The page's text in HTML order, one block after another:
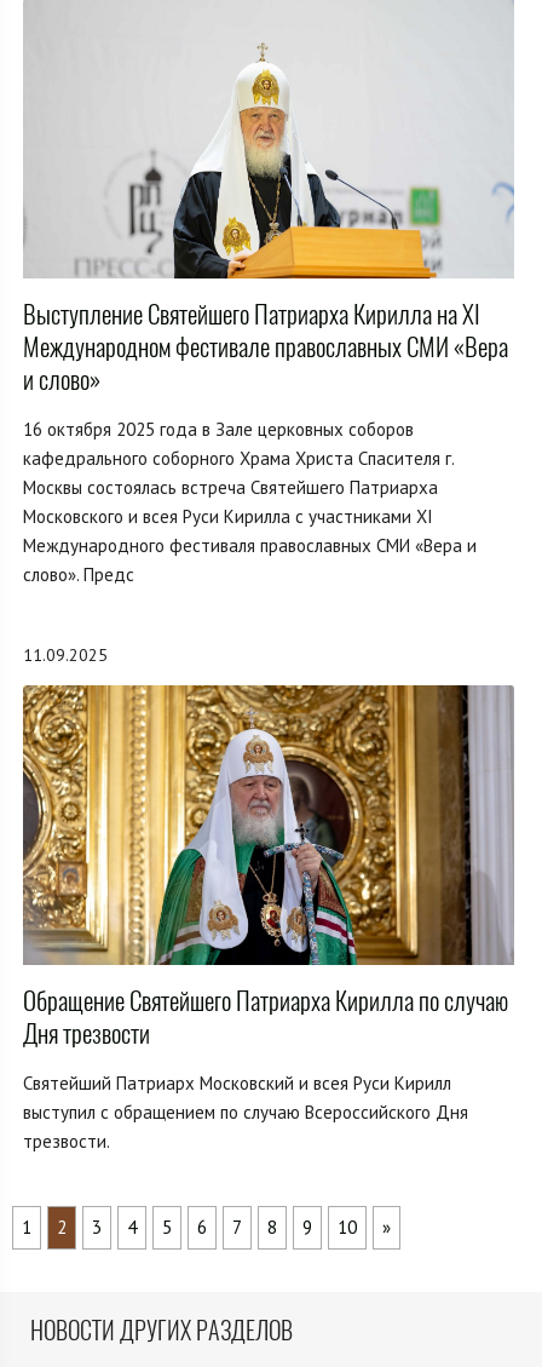
Выступление Святейшего Патриарха Кирилла на XI
Международном фестивале православных СМИ «Вера
и слово»
16 октября 2025 года в Зале церковных соборов
кафедрального соборного Храма Христа Спасителя г.
Москвы состоялась встреча Святейшего Патриарха
Московского и всея Руси Кирилла с участниками XI
Международного фестиваля православных СМИ «Вера и
слово». Предс
11.09.2025
Обращение Святейшего Патриарха Кирилла по случаю
Дня трезвости
Святейший Патриарх Московский и всея Руси Кирилл
выступил с обращением по случаю Всероссийского Дня
трезвости.
1 2 3 4 5 6 7 8 9 10 »
НОВОСТИ ДРУГИХ РАЗДЕЛОВ